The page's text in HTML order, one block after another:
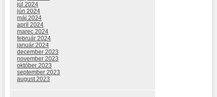
júl 2024
jún 2024
máj 2024
apríl 2024
marec 2024
február 2024
január 2024
december 2023
november 2023
október 2023
september 2023
august 2023